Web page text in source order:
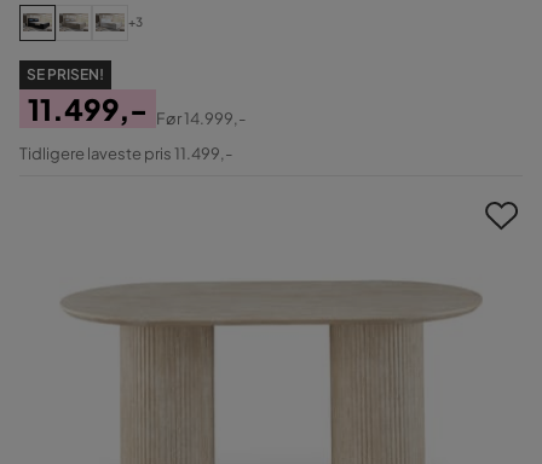
+3
SE PRISEN!
Pris
11.499,-
Original
Før14.999,-
Tidligere laveste pris 11.499,-